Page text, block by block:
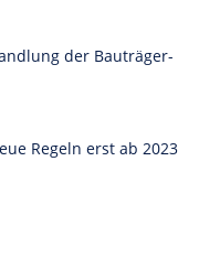
der Bauträger-
Regeln erst ab 2023